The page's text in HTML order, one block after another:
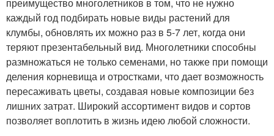
каждый год подбирать новые виды растений для
клумбы, обновлять их можно раз в 5-7 лет, когда они
теряют презентабельный вид. Многолетники способны
размножаться не только семенами, но также при помощи
деления корневища и отростками, что дает возможность
пересаживать цветы, создавая новые композиции без
лишних затрат. Широкий ассортимент видов и сортов
позволяет воплотить в жизнь идею любой сложности.